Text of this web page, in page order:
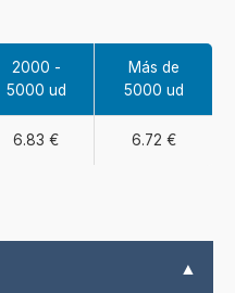
2000 -
5000 ud
Más de
5000 ud
6.83 € 6.72 €
▲